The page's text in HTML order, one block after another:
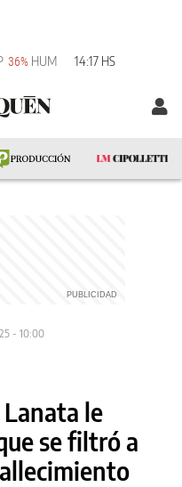
36% HUM 14:17 HS
- 10:00
Lanata le
se filtró a